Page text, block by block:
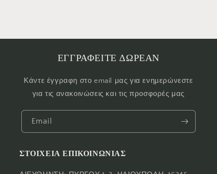
ΕΓΓΡΑΦΕΙΤΕ ΔΩΡΕΑΝ
Κάντε έγγραφη στο email μας για ενημερώνεστε
για τις ανακοινώσεις και τις προσφορές μας
Email
ΣΤΟΙΧΕΙΑ ΕΠΙΚΟΙΝΩΝΙΑΣ